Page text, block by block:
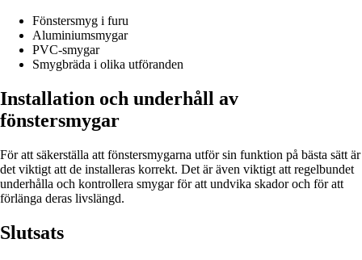
Fönstersmyg i furu
Aluminiumsmygar
PVC-smygar
Smygbräda i olika utföranden
Installation och underhåll av
fönstersmygar
För att säkerställa att fönstersmygarna utför sin funktion på bästa sätt är
det viktigt att de installeras korrekt. Det är även viktigt att regelbundet
underhålla och kontrollera smygar för att undvika skador och för att
förlänga deras livslängd.
Slutsats